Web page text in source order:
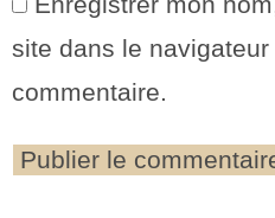
site dans le
commentaire.